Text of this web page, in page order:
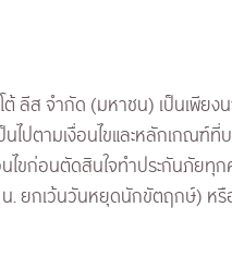
ลีส จำกัด (มหาชน) เป็นเพียง
ปตามเงื่อนไขและหลักเกณฑ์ที่
ไขก่อนตัดสินใจทำประกันภัยทุก
น. ยกเว้นวันหยุดนักขัตฤกษ์) หรื